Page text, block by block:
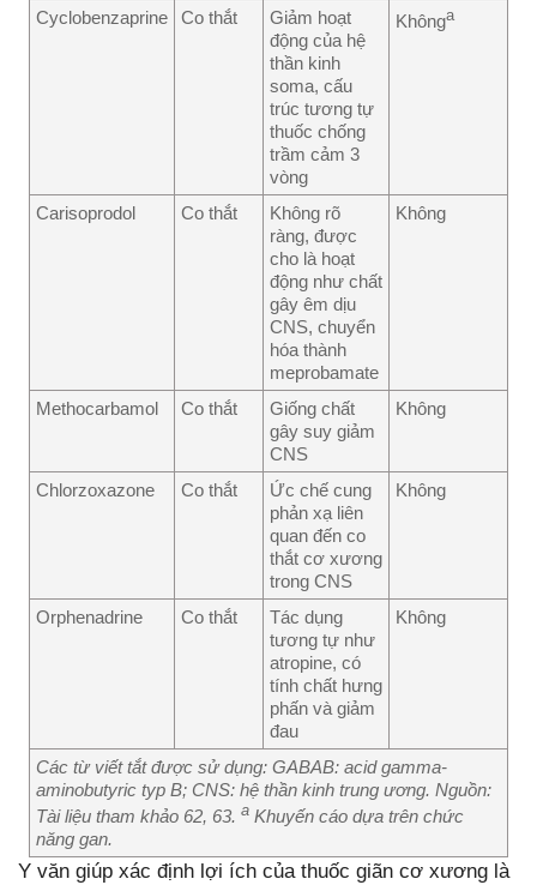
Cyclobenzaprine Co thắt
Giảm hoạt
động của hệ
thần kinh
soma, cấu
trúc tương tự
thuốc chống
trầm cảm 3
vòng
Khônga
Carisoprodol Co thắt
Không rõ
ràng, được
cho là hoạt
động như chất
gây êm dịu
CNS, chuyển
hóa thành
meprobamate
Không
Methocarbamol Co thắt
Giống chất
gây suy giảm
CNS
Không
Chlorzoxazone Co thắt
Ức chế cung
phản xạ liên
quan đến co
thắt cơ xương
trong CNS
Không
Orphenadrine Co thắt
Tác dụng
tương tự như
atropine, có
tính chất hưng
phấn và giảm
đau
Không
Các từ viết tắt được sử dụng: GABAB: acid gamma-
aminobutyric typ B; CNS: hệ thần kinh trung ương. Nguồn:
Tài liệu tham khảo 62, 63. a Khuyến cáo dựa trên chức
năng gan.
Y văn giúp xác định lợi ích của thuốc giãn cơ xương là